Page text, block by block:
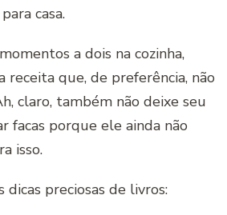
casa.
a dois na cozinha,
receita que, de preferência, não
claro, também não deixe seu
facas porque ele ainda não
isso.
dicas preciosas de livros: